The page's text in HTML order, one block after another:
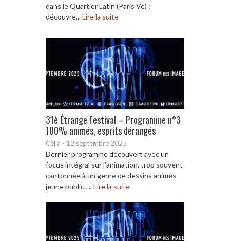
dans le Quartier Latin (Paris Vè) :
découvre...Lire la suite
31è Étrange Festival – Programme n°3
100% animés, esprits dérangés
Célia - 12 septembre 2025
Dernier programme découvert avec un
focus intégral sur l’animation, trop souvent
cantonnée à un genre de dessins animés
jeune public, ...Lire la suite